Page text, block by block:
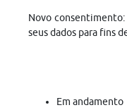
Novo
seus dados para fins
Em andamento